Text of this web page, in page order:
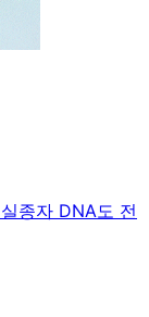
종자 DNA도 전